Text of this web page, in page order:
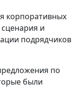
корпоративных
и
подрядчиков
по
были